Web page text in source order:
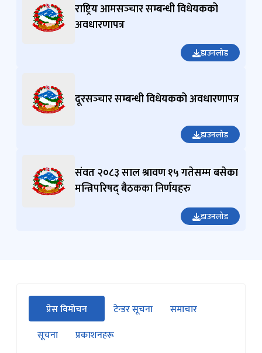
राष्ट्रिय आमसञ्‍चार सम्बन्धी विधेयकको
अवधारणापत्र
डाउनलोड
दूरसञ्‍चार सम्बन्धी विधेयकको अवधारणापत्र
डाउनलोड
संवत २०८३ साल श्रावण १५ गतेसम्म बसेका
मन्त्रिपरिषद् बैठकका निर्णयहरु
डाउनलोड
सीधा
पहिलो
ट्याबको
सामग्रीमा
प्रेस विमोचन
(सक्रिय ट्याब)
टेन्डर सूचना
समाचार
सूचना
प्रकाशनहरू